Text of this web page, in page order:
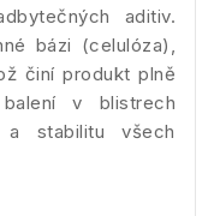
aditiv.
bázi (celulóza),
činí produkt plně
v blistrech
a stabilitu všech